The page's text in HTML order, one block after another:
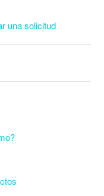
una solicitud